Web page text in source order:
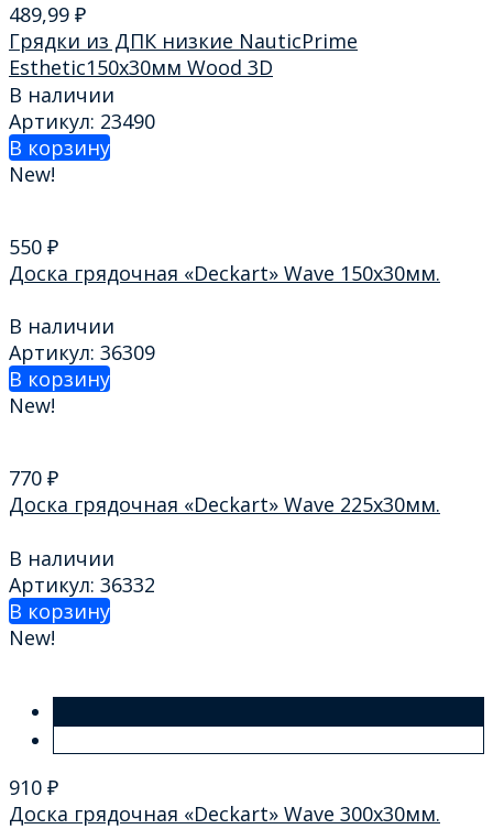
489,99 ₽
Грядки из ДПК низкие NauticPrime
Esthetic150х30мм Wood 3D
В наличии
Артикул: 23490
В корзину
New!
550 ₽
Доска грядочная «Deckart» Wave 150х30мм.
В наличии
Артикул: 36309
В корзину
New!
770 ₽
Доска грядочная «Deckart» Wave 225х30мм.
В наличии
Артикул: 36332
В корзину
New!
910 ₽
Доска грядочная «Deckart» Wave 300х30мм.